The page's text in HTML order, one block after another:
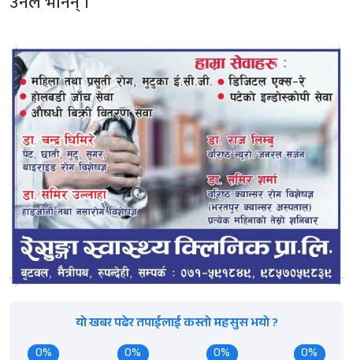
यो खबर पढेर तपाईलाई कस्तो महसुस भयो ?
0%
0% 0% 0%